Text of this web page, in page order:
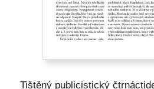
Tištěný publicistický